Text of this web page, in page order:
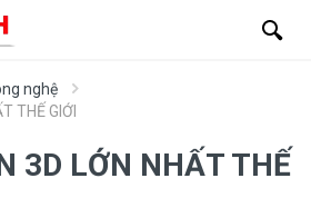
nghệ
THẾ GIỚI
3D LỚN NHẤT THẾ